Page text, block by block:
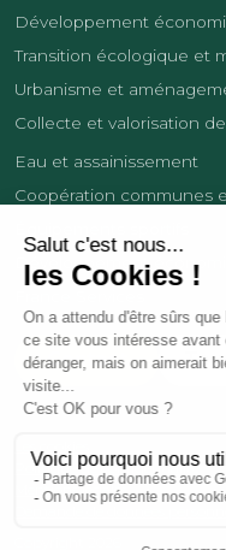
Développement
Transition écologique et
Urbanisme et
Collecte et valorisation
Eau et assainissement
Coopération communes
Développement
Contact
Politique de confidentialité
Mentions légales
Demande de données